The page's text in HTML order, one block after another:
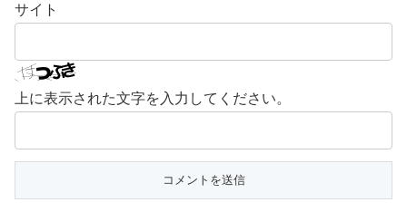
サイト
上に表示された文字を入力してください。